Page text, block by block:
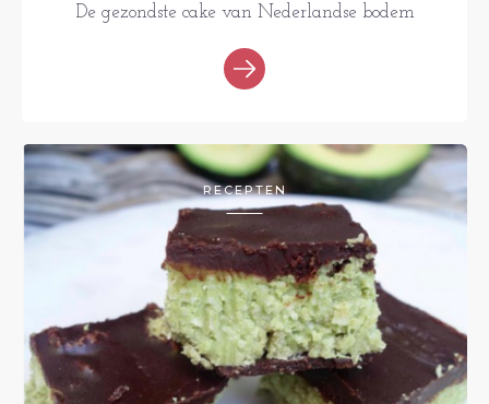
De gezondste cake van Nederlandse bodem
RECEPTEN